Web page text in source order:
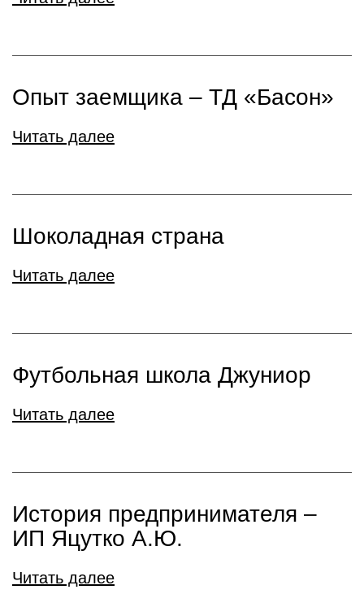
Опыт заемщика – ТД «Басон»
Читать далее
Шоколадная страна
Читать далее
Футбольная школа Джуниор
Читать далее
История предпринимателя –
ИП Яцутко А.Ю.
Читать далее